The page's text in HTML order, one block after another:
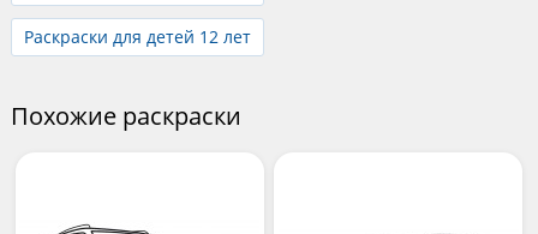
Раскраски для детей 12 лет
Похожие раскраски